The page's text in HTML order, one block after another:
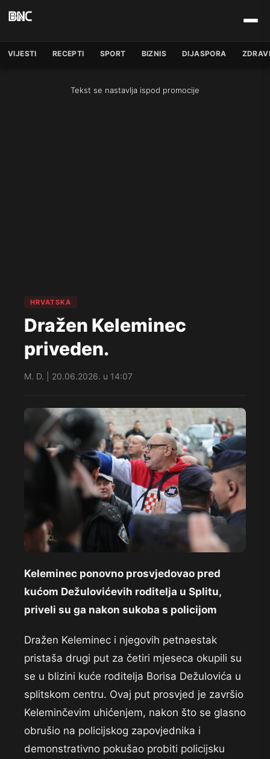
VIJESTI RECEPTI SPORT BIZNIS DIJASPORA
Tekst se nastavlja ispod promocije
HRVATSKA
Dražen Keleminec
priveden.
M. D. | 20.06.2026. u 14:07
Keleminec ponovno prosvjedovao pred
kućom Dežulovićevih roditelja u Splitu,
priveli su ga nakon sukoba s policijom
Dražen Keleminec i njegovih petnaestak
pristaša drugi put za četiri mjeseca okupili su
se u blizini kuće roditelja Borisa Dežulovića u
splitskom centru. Ovaj put prosvjed je završio
Keleminčevim uhićenjem, nakon što se glasno
obrušio na policijskog zapovjednika i
demonstrativno pokušao probiti policijsku